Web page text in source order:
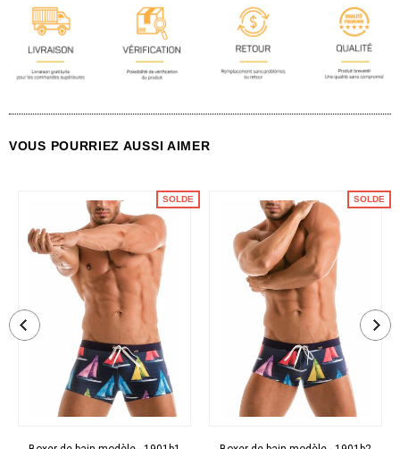
VOUS POURRIEZ AUSSI AIMER
SOLDE SOLDE